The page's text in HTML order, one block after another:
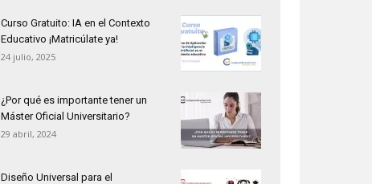
Curso Gratuito: IA en el Contexto
Educativo ¡Matricúlate ya!
24 julio, 2025
¿Por qué es importante tener un
Máster Oficial Universitario?
29 abril, 2024
Diseño Universal para el